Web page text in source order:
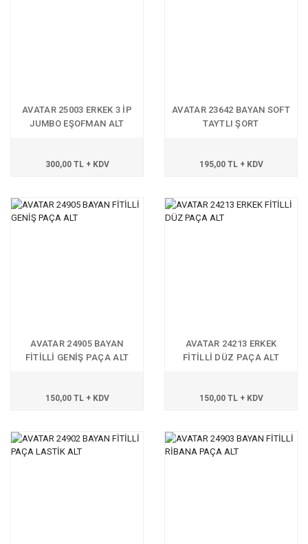
AVATAR 25003 ERKEK 3 İP
JUMBO EŞOFMAN ALT
300,00 TL + KDV
AVATAR 23642 BAYAN SOFT
TAYTLI ŞORT
195,00 TL + KDV
AVATAR 24905 BAYAN
FİTİLLİ GENİŞ PAÇA ALT
150,00 TL + KDV
AVATAR 24213 ERKEK
FİTİLLİ DÜZ PAÇA ALT
150,00 TL + KDV